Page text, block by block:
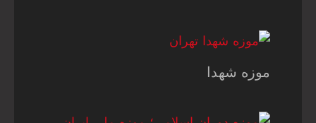
موزه شهدا